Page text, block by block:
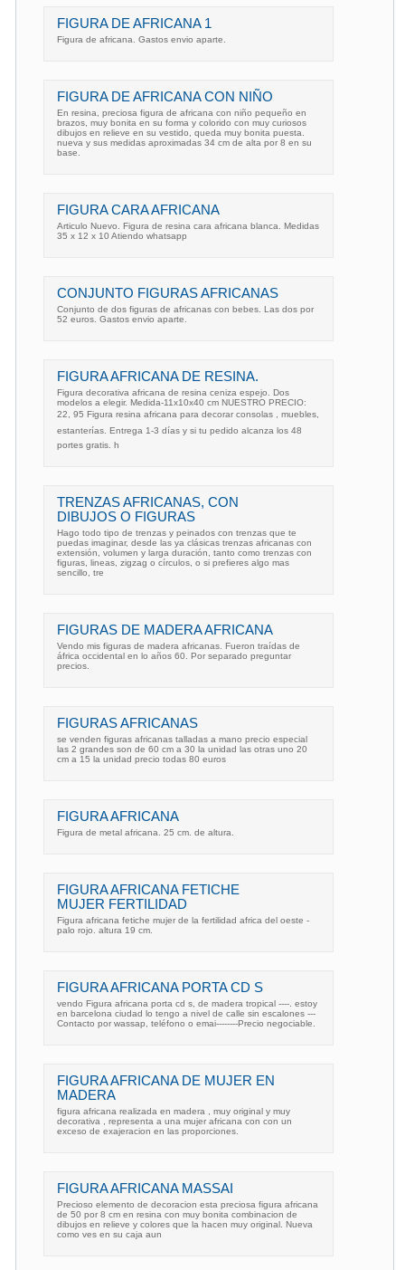
FIGURA DE AFRICANA 1
Figura de africana. Gastos envio aparte.
FIGURA DE AFRICANA CON NIÑO
En resina, preciosa figura de africana con niño pequeño en
brazos, muy bonita en su forma y colorido con muy curiosos
dibujos en relieve en su vestido, queda muy bonita puesta.
nueva y sus medidas aproximadas 34 cm de alta por 8 en su
base.
FIGURA CARA AFRICANA
Articulo Nuevo. Figura de resina cara africana blanca. Medidas
35 x 12 x 10 Atiendo whatsapp
CONJUNTO FIGURAS AFRICANAS
Conjunto de dos figuras de africanas con bebes. Las dos por
52 euros. Gastos envio aparte.
FIGURA AFRICANA DE RESINA.
Figura decorativa africana de resina ceniza espejo. Dos
modelos a elegir. Medida-11x10x40 cm NUESTRO PRECIO:
22, 95 Figura resina africana para decorar consolas , muebles,
estanterías. Entrega 1-3 días y si tu pedido alcanza los 48
portes gratis. h
TRENZAS AFRICANAS, CON
DIBUJOS O FIGURAS
Hago todo tipo de trenzas y peinados con trenzas que te
puedas imaginar, desde las ya clásicas trenzas africanas con
extensión, volumen y larga duración, tanto como trenzas con
figuras, lineas, zigzag o círculos, o si prefieres algo mas
sencillo, tre
FIGURAS DE MADERA AFRICANA
Vendo mis figuras de madera africanas. Fueron traídas de
áfrica occidental en lo años 60. Por separado preguntar
precios.
FIGURAS AFRICANAS
se venden figuras africanas talladas a mano precio especial
las 2 grandes son de 60 cm a 30 la unidad las otras uno 20
cm a 15 la unidad precio todas 80 euros
FIGURA AFRICANA
Figura de metal africana. 25 cm. de altura.
FIGURA AFRICANA FETICHE
MUJER FERTILIDAD
Figura africana fetiche mujer de la fertilidad africa del oeste -
palo rojo. altura 19 cm.
FIGURA AFRICANA PORTA CD S
vendo Figura africana porta cd s, de madera tropical ----. estoy
en barcelona ciudad lo tengo a nivel de calle sin escalones ---
Contacto por wassap, teléfono o emai--------Precio negociable.
FIGURA AFRICANA DE MUJER EN
MADERA
figura africana realizada en madera , muy original y muy
decorativa , representa a una mujer africana con con un
exceso de exajeracion en las proporciones.
FIGURA AFRICANA MASSAI
Precioso elemento de decoracion esta preciosa figura africana
de 50 por 8 cm en resina con muy bonita combinacion de
dibujos en relieve y colores que la hacen muy original. Nueva
como ves en su caja aun